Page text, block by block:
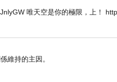
唯天空是你的極限，上！
維持的主因。